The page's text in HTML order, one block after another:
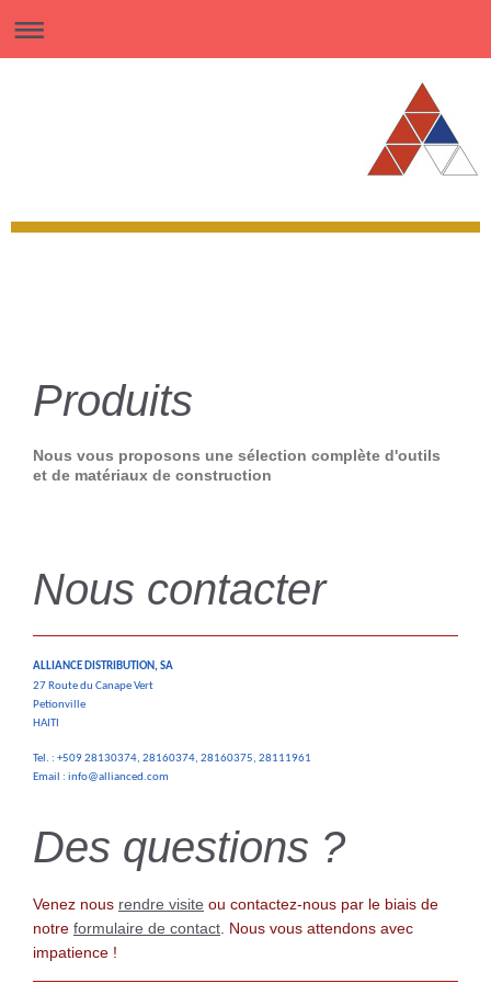
Produits
Nous vous proposons une sélection complète d'outils
et de matériaux de construction
Nous contacter
ALLIANCE DISTRIBUTION, SA
27 Route du Canape Vert
Petionville
HAITI
Tel. : +509 28130374, 28160374, 28160375, 28111961
Email : info@allianced.com
Des questions ?
Venez nous rendre visite ou contactez-nous par le biais de
notre formulaire de contact . Nous vous attendons avec
impatience !